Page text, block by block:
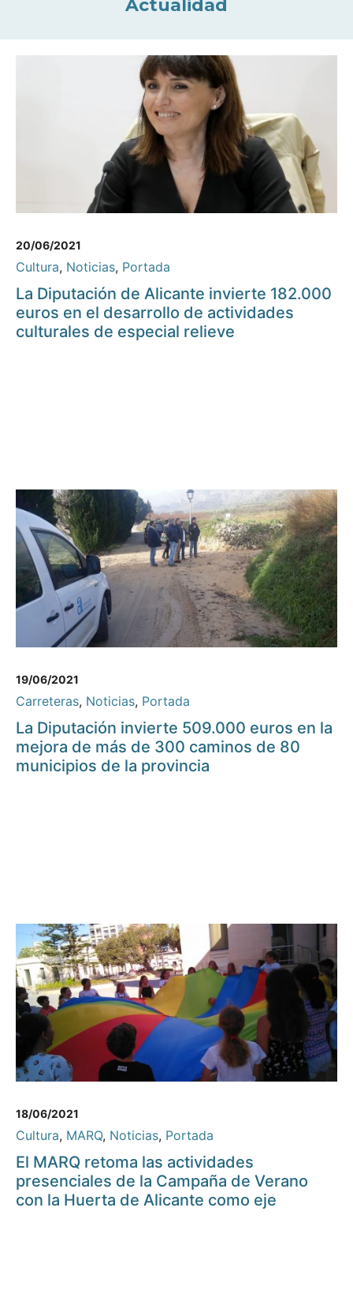
Actualidad
20/06/2021
Cultura, Noticias, Portada
La Diputación de Alicante invierte 182.000
euros en el desarrollo de actividades
culturales de especial relieve
19/06/2021
Carreteras, Noticias, Portada
La Diputación invierte 509.000 euros en la
mejora de más de 300 caminos de 80
municipios de la provincia
18/06/2021
Cultura, MARQ, Noticias, Portada
El MARQ retoma las actividades
presenciales de la Campaña de Verano
con la Huerta de Alicante como eje